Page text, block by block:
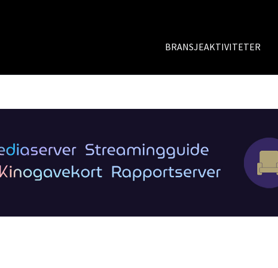
BRANSJEAKTIVITETER